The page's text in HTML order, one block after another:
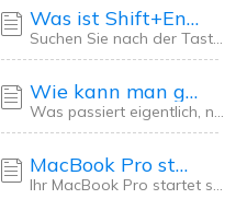
Was ist Shift+Entf auf Mac? Wie kann man Dateien auf Mac dauerhaft löschen?
Suchen Sie nach der Tastenkombination Shift + Entf auf dem Mac? In diesem Artikel zeigen w
Wie kann man gelöschte Word-Dateien auf Mac wiederherstellen?
MacBook Pro startet ständig neu: Ursachen & Lösungen